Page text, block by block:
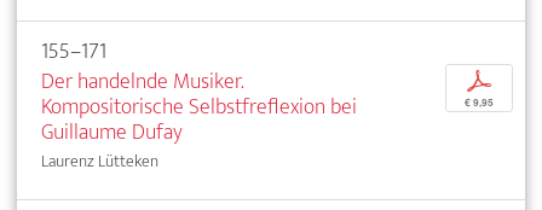
155–171
Der handelnde Musiker.
Kompositorische Selbstfreflexion bei
Guillaume Dufay
Laurenz Lütteken
p
€ 9,95